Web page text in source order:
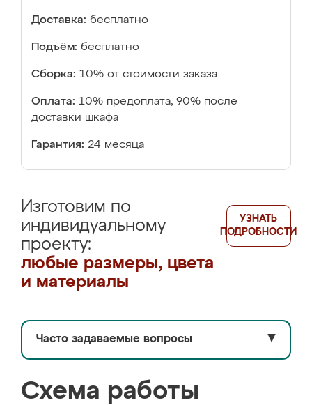
Доставка: бесплатно
Подъём: бесплатно
Сборка: 10% от стоимости заказа
Оплата: 10% предоплата, 90% после
доставки шкафа
Гарантия: 24 месяца
Изготовим по
индивидуальному
проекту:
любые размеры, цвета
и материалы
УЗНАТЬ
ПОДРОБНОСТИ
Часто задаваемые вопросы ▼
Схема работы